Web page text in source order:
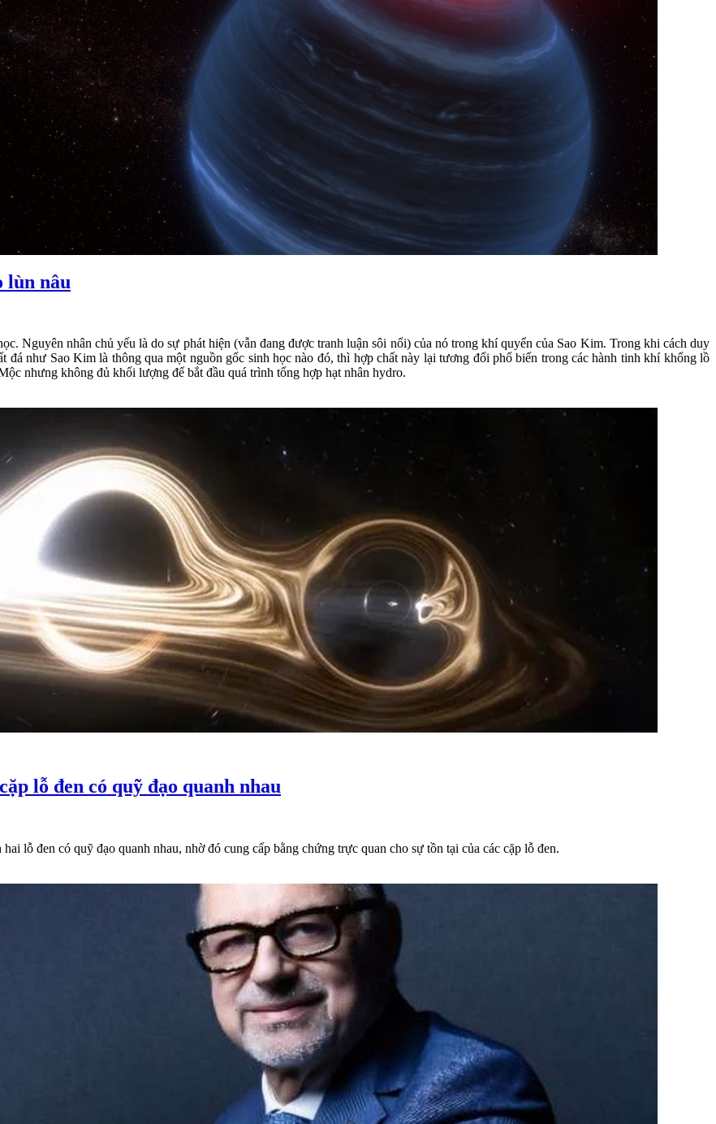
lùn nâu
Nguyên nhân chủ yếu là do sự phát hiện (vẫn đang được tranh luận sôi nổi) của nó trong khí quyển của Sao Kim. Trong khi cách duy
đá như Sao Kim là thông qua một nguồn gốc sinh học nào đó, thì hợp chất này lại tương đối phổ biến trong các hành tinh khí khổng lồ
nhưng không đủ khối lượng để bắt đầu quá trình tổng hợp hạt nhân hydro.
lỗ đen có quỹ đạo quanh nhau
lỗ đen có quỹ đạo quanh nhau, nhờ đó cung cấp bằng chứng trực quan cho sự tồn tại của các cặp lỗ đen.